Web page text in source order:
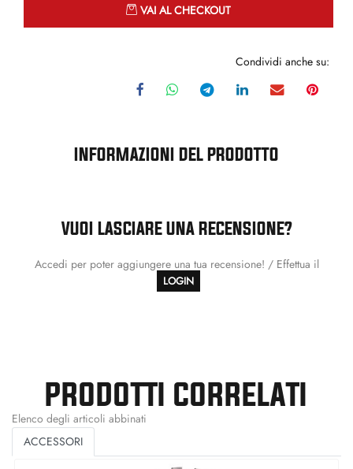
VAI AL CHECKOUT
Condividi anche su:
INFORMAZIONI DEL PRODOTTO
VUOI LASCIARE UNA RECENSIONE?
Accedi per poter aggiungere una tua recensione! / Effettua il
LOGIN
PRODOTTI CORRELATI
Elenco degli articoli abbinati
ACCESSORI